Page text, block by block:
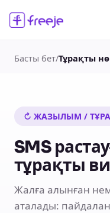
Басты бет/Тұрақты
↻ ЖАЗЫЛЫМ /
SMS
тұрақты
Жалға алынған
аталады: